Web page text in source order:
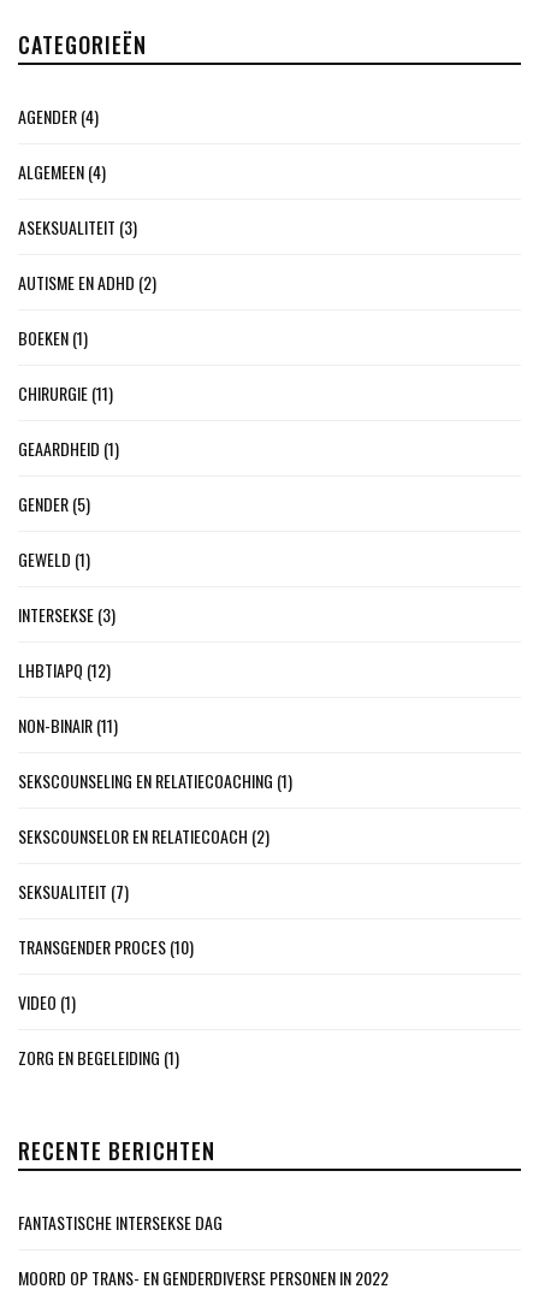
CATEGORIEËN
AGENDER(4)
ALGEMEEN(4)
ASEKSUALITEIT (3)
AUTISME EN ADHD (2)
BOEKEN(1)
CHIRURGIE(11)
GEAARDHEID (1)
GENDER(5)
GEWELD (1)
INTERSEKSE(3)
LHBTIAPQ (12)
NON-BINAIR(11)
SEKSCOUNSELING EN RELATIECOACHING (1)
SEKSCOUNSELOR EN RELATIECOACH (2)
SEKSUALITEIT (7)
TRANSGENDER PROCES(10)
VIDEO (1)
ZORG EN BEGELEIDING (1)
RECENTE BERICHTEN
FANTASTISCHE INTERSEKSE DAG
MOORD OP TRANS- EN GENDERDIVERSE PERSONEN IN 2022